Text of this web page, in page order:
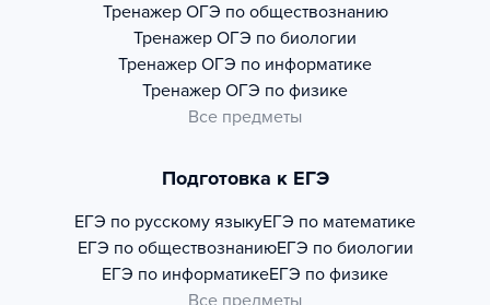
Тренажер ОГЭ по обществознанию
Тренажер ОГЭ по биологии
Тренажер ОГЭ по информатике
Тренажер ОГЭ по физике
Все предметы
Подготовка к ЕГЭ
ЕГЭ по русскому языкуЕГЭ по математике
ЕГЭ по обществознаниюЕГЭ по биологии
ЕГЭ по информатикеЕГЭ по физике